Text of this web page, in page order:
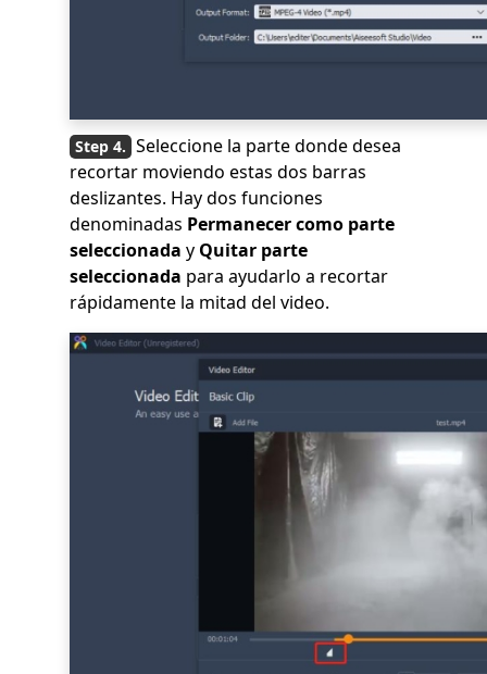
Seleccione la parte donde desea
recortar moviendo estas dos barras
deslizantes. Hay dos funciones
denominadas Permanecer como parte
seleccionada y Quitar parte
seleccionada para ayudarlo a recortar
rápidamente la mitad del video.